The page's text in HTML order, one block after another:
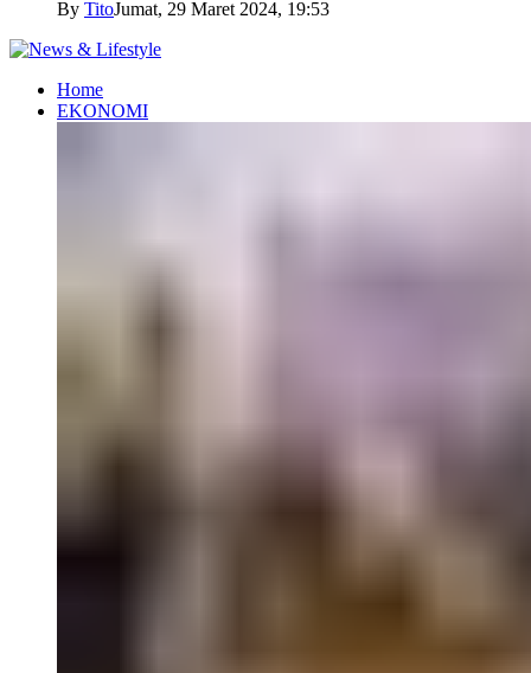
By TitoJumat, 29 Maret 2024, 19:53
Home
EKONOMI